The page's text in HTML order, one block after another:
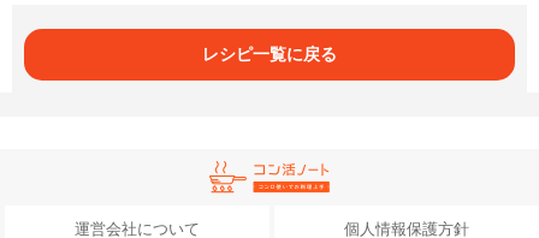
レシピ一覧に戻る
運営会社について 個人情報保護方針